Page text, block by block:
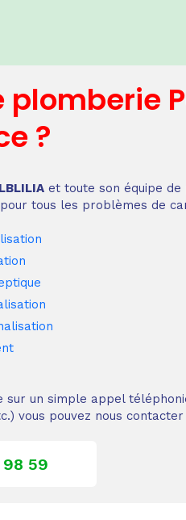
plomberie
?
et toute son équipe
tous les problèmes de
sur un simple appel
vous pouvez nous
98 59